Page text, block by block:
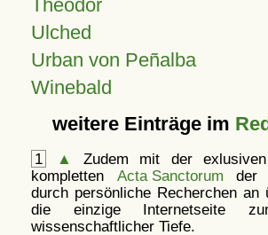
Theodor
Ulched
Urban von Peñalba
Winebald
weitere Einträge im
1 ▲
Zudem mit der
kompletten Acta Sanctorum der
durch persönliche Recherchen an
die einzige Internetseite
wissenschaftlicher Tiefe.